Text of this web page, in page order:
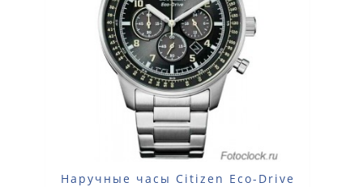
Наручные часы Citizen Eco-Drive